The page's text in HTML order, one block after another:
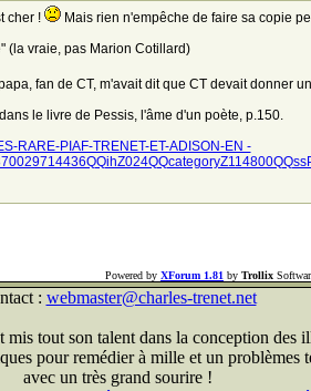
cher !
Mais rien n'empêche de faire sa copie
(la vraie, pas Marion Cotillard)
fan de CT, m'avait dit que CT devait donner
le livre de Pessis, l'âme d'un poète, p.150.
RARE-PIAF-TRENET-ET-ADISON-EN -
Powered by XForum 1.81 by Trollix
: webmaster@charles-trenet.net
tout son talent dans la conception des
pour remédier à mille et un
avec un très grand sourire !